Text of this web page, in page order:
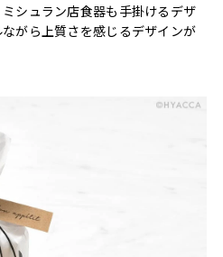
シュラン店食器も手掛けるデザ
がら上質さを感じるデザインが